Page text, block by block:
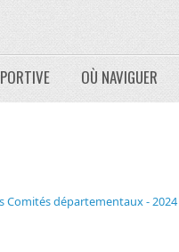
OÙ NAVIGUER
Comités départementaux - 2024